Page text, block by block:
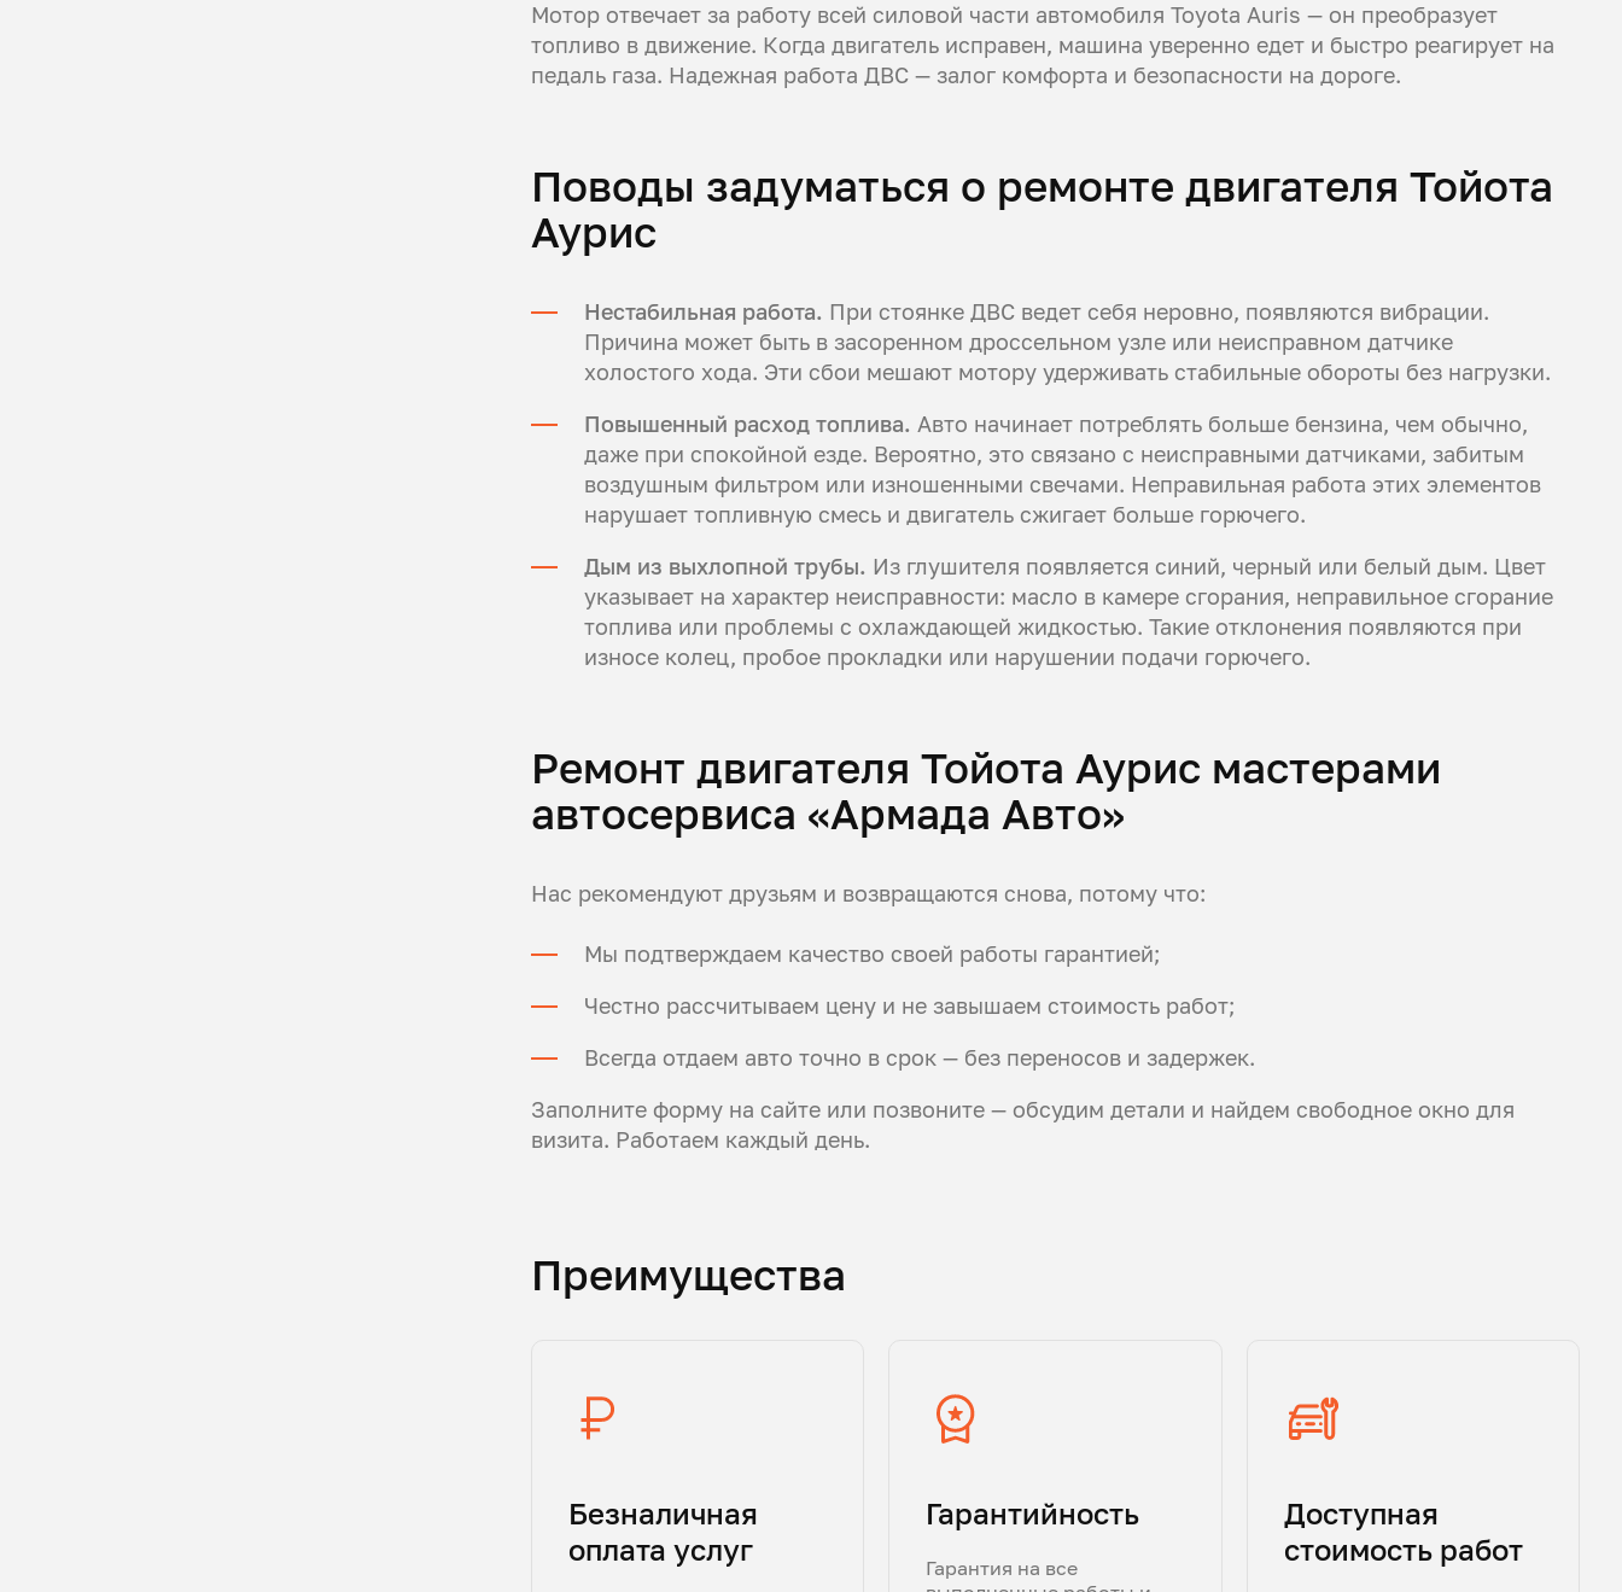
Мотор отвечает за работу всей силовой части автомобиля Toyota Auris — он преобразует
топливо в движение. Когда двигатель исправен, машина уверенно едет и быстро реагирует на
педаль газа. Надежная работа ДВС — залог комфорта и безопасности на дороге.
Поводы задуматься о ремонте двигателя Тойота
Аурис
Нестабильная работа. При стоянке ДВС ведет себя неровно, появляются вибрации.
Причина может быть в засоренном дроссельном узле или неисправном датчике
холостого хода. Эти сбои мешают мотору удерживать стабильные обороты без нагрузки.
Повышенный расход топлива. Авто начинает потреблять больше бензина, чем обычно,
даже при спокойной езде. Вероятно, это связано с неисправными датчиками, забитым
воздушным фильтром или изношенными свечами. Неправильная работа этих элементов
нарушает топливную смесь и двигатель сжигает больше горючего.
Дым из выхлопной трубы. Из глушителя появляется синий, черный или белый дым. Цвет
указывает на характер неисправности: масло в камере сгорания, неправильное сгорание
топлива или проблемы с охлаждающей жидкостью. Такие отклонения появляются при
износе колец, пробое прокладки или нарушении подачи горючего.
Ремонт двигателя Тойота Аурис мастерами
автосервиса «Армада Авто»
Нас рекомендуют друзьям и возвращаются снова, потому что:
Мы подтверждаем качество своей работы гарантией;
Честно рассчитываем цену и не завышаем стоимость работ;
Всегда отдаем авто точно в срок — без переносов и задержек.
Заполните форму на сайте или позвоните — обсудим детали и найдем свободное окно для
визита. Работаем каждый день.
Преимущества
Безналичная
оплата услуг
Гарантийность
Гарантия на все
Доступная
стоимость работ